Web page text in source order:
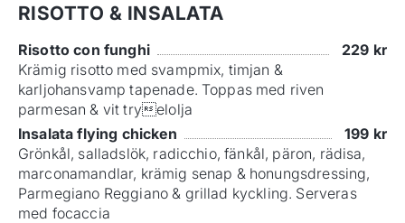
RISOTTO & INSALATA
Risotto con funghi 229 kr
Krämig risotto med svampmix, timjan &
karljohansvamp tapenade. Toppas med riven
parmesan & vit tryelolja
Insalata flying chicken
199 kr
Grönkål, salladslök, radicchio, fänkål, päron, rädisa,
marconamandlar, krämig senap & honungsdressing,
Parmegiano Reggiano & grillad kyckling. Serveras
med focaccia